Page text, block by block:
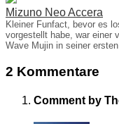
Mizuno Neo Accera
Kleiner Funfact, bevor es
vorgestellt habe, war einer
Wave Mujin in seiner ersten
2 Kommentare
Comment by